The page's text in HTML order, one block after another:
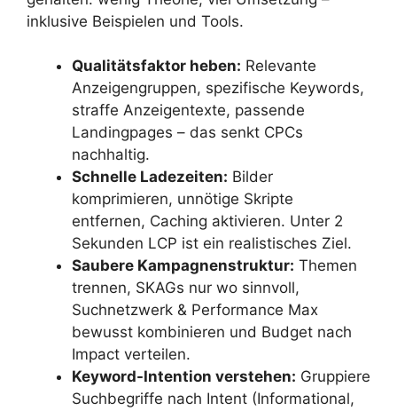
inklusive Beispielen und Tools.
Qualitätsfaktor heben: Relevante
Anzeigengruppen, spezifische Keywords,
straffe Anzeigentexte, passende
Landingpages – das senkt CPCs
nachhaltig.
Schnelle Ladezeiten: Bilder
komprimieren, unnötige Skripte
entfernen, Caching aktivieren. Unter 2
Sekunden LCP ist ein realistisches Ziel.
Saubere Kampagnenstruktur: Themen
trennen, SKAGs nur wo sinnvoll,
Suchnetzwerk & Performance Max
bewusst kombinieren und Budget nach
Impact verteilen.
Keyword-Intention verstehen: Gruppiere
Suchbegriffe nach Intent (Informational,